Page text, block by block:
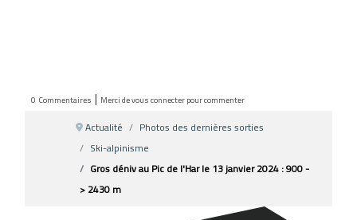
0 Commentaires | Merci de vous connecter pour commenter
Actualité
Photos des dernières sorties
Ski-alpinisme
Gros déniv au Pic de l'Har le 13 janvier 2024 : 900 -
> 2430 m